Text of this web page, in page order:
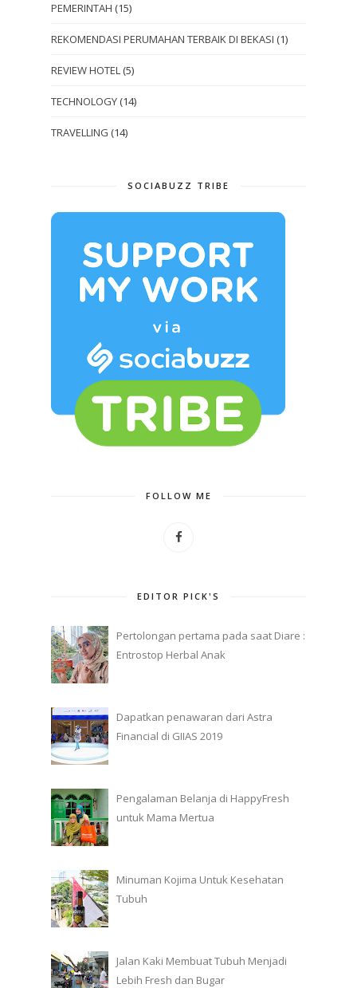
PEMERINTAH (15)
REKOMENDASI PERUMAHAN TERBAIK DI BEKASI (1)
REVIEW HOTEL (5)
TECHNOLOGY (14)
TRAVELLING (14)
SOCIABUZZ TRIBE
FOLLOW ME
EDITOR PICK'S
Pertolongan pertama pada saat Diare :
Entrostop Herbal Anak
Dapatkan penawaran dari Astra
Financial di GIIAS 2019
Pengalaman Belanja di HappyFresh
untuk Mama Mertua
Minuman Kojima Untuk Kesehatan
Tubuh
Jalan Kaki Membuat Tubuh Menjadi
Lebih Fresh dan Bugar